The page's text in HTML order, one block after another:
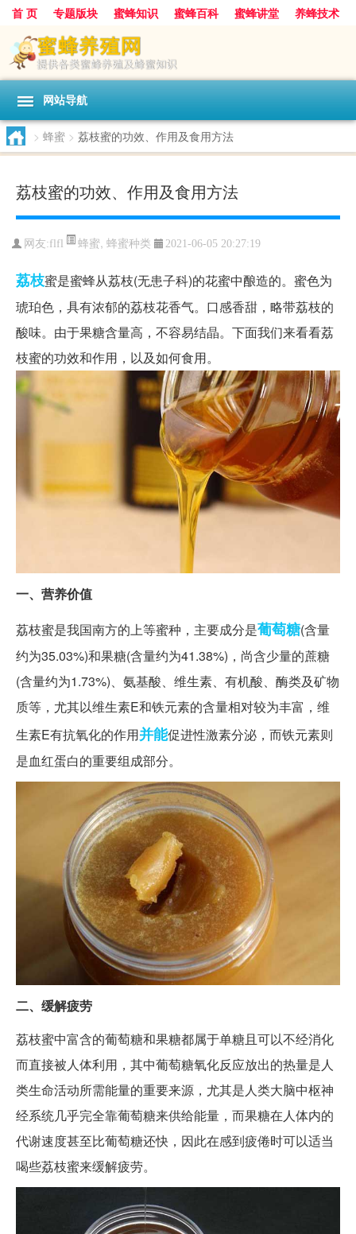
首 页 专题版块 蜜蜂知识 蜜蜂百科 蜜蜂讲堂
养蜂技术
中华蜜蜂
蜂蜜 胡蜂
网站导航
> 蜂蜜 > 荔枝蜜的功效、作用及食用方法
荔枝蜜的功效、作用及食用方法
网友:flfl 蜂蜜, 蜂蜜种类 2021-06-05 20:27:19
荔枝蜜是蜜蜂从荔枝(无患子科)的花蜜中酿造的。蜜色为
琥珀色，具有浓郁的荔枝花香气。口感香甜，略带荔枝的
酸味。由于果糖含量高，不容易结晶。下面我们来看看荔
枝蜜的功效和作用，以及如何食用。
一、营养价值
荔枝蜜是我国南方的上等蜜种，主要成分是葡萄糖(含量
约为35.03%)和果糖(含量约为41.38%)，尚含少量的蔗糖
(含量约为1.73%)、氨基酸、维生素、有机酸、酶类及矿物
质等，尤其以维生素E和铁元素的含量相对较为丰富，维
生素E有抗氧化的作用并能促进性激素分泌，而铁元素则
是血红蛋白的重要组成部分。
二、缓解疲劳
荔枝蜜中富含的葡萄糖和果糖都属于单糖且可以不经消化
而直接被人体利用，其中葡萄糖氧化反应放出的热量是人
类生命活动所需能量的重要来源，尤其是人类大脑中枢神
经系统几乎完全靠葡萄糖来供给能量，而果糖在人体内的
代谢速度甚至比葡萄糖还快，因此在感到疲倦时可以适当
喝些荔枝蜜来缓解疲劳。